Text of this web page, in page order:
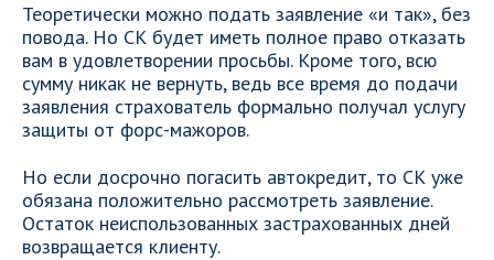
Теоретически можно подать заявление «и так», без
повода. Но СК будет иметь полное право отказать
вам в удовлетворении просьбы. Кроме того, всю
сумму никак не вернуть, ведь все время до подачи
заявления страхователь формально получал услугу
защиты от форс-мажоров.
Но если досрочно погасить автокредит, то СК уже
обязана положительно рассмотреть заявление.
Остаток неиспользованных застрахованных дней
возвращается клиенту.